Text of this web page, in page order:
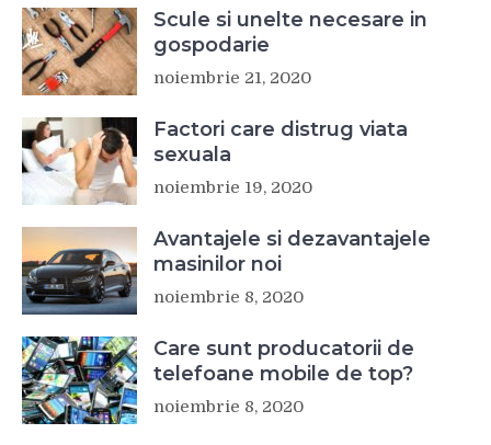
Scule si unelte necesare in
gospodarie
noiembrie 21, 2020
Factori care distrug viata
sexuala
noiembrie 19, 2020
Avantajele si dezavantajele
masinilor noi
noiembrie 8, 2020
Care sunt producatorii de
telefoane mobile de top?
noiembrie 8, 2020